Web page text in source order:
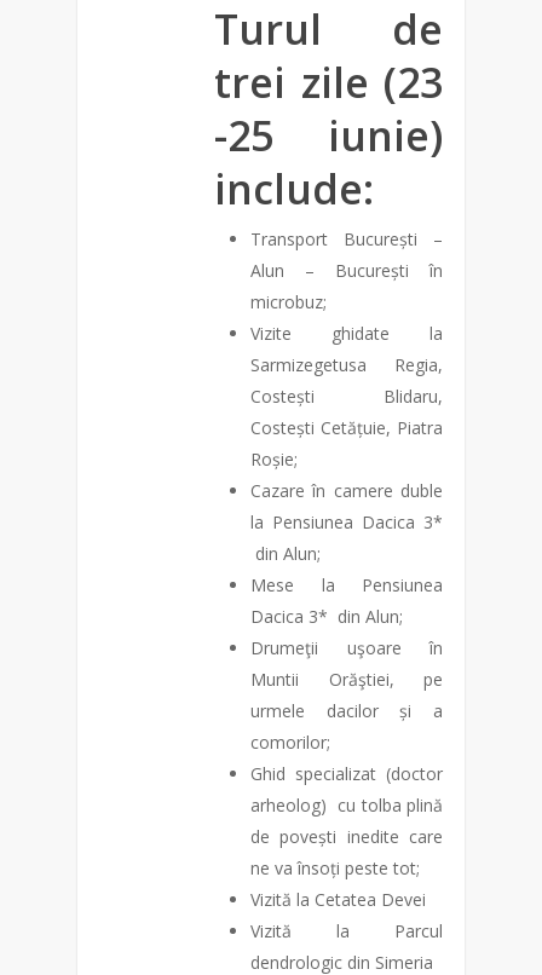
Turul de
trei zile (23
-25 iunie)
include:
Transport București –
Alun – București în
microbuz;
Vizite ghidate la
Sarmizegetusa Regia,
Costești Blidaru,
Costești Cetățuie, Piatra
Roșie;
Cazare în camere duble
la Pensiunea Dacica 3*
din Alun;
Mese la Pensiunea
Dacica 3* din Alun;
Drumeţii uşoare în
Muntii Orăştiei, pe
urmele dacilor și a
comorilor;
Ghid specializat (doctor
arheolog) cu tolba plină
de povești inedite care
ne va însoți peste tot;
Vizită la Cetatea Devei
Vizită la Parcul
dendrologic din Simeria